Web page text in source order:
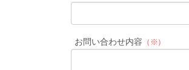
お問い合わせ内容 （※）